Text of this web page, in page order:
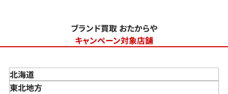
ブランド買取 おたからや
キャンペーン対象店舗
北海道
東北地方